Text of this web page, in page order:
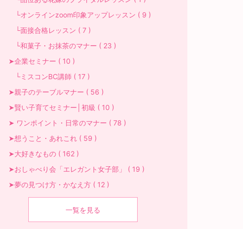
└オンラインzoom印象アップレッスン ( 9 )
└面接合格レッスン ( 7 )
└和菓子・お抹茶のマナー ( 23 )
➤企業セミナー ( 10 )
└ミスコンBC講師 ( 17 )
➤親子のテーブルマナー ( 56 )
➤賢い子育てセミナー│初級 ( 10 )
➤ ワンポイント・日常のマナー ( 78 )
➤想うこと・あれこれ ( 59 )
➤大好きなもの ( 162 )
➤おしゃべり会「エレガント女子部」 ( 19 )
➤夢の見つけ方・かなえ方 ( 12 )
一覧を見る